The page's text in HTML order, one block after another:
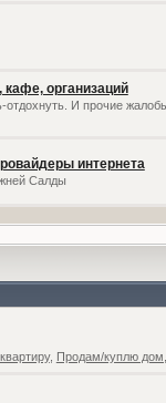
кафе, организаций
отдохнуть. И прочие
интернета
Салды
, Продам/куплю